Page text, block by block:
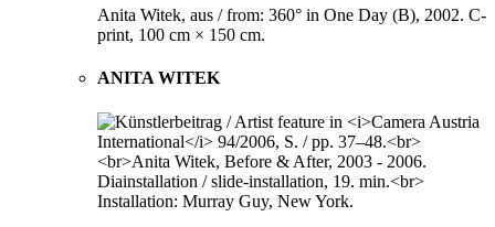
Anita Witek, aus / from: 360° in One Day (B), 2002. C-
print, 100 cm × 150 cm.
ANITA WITEK